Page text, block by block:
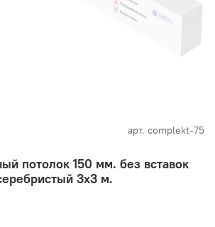
арт. complekt-75
потолок 150 мм. без вставок
3х3 м.